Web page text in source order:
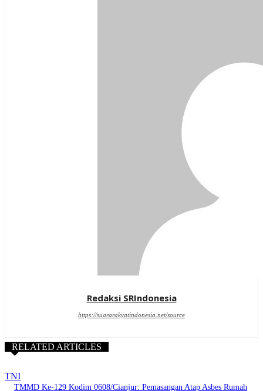
Redaksi SRIndonesia
https://suararakyatindonesia.net/source
RELATED ARTICLES
TNI
TMMD Ke-129 Kodim 0608/Cianjur: Pemasangan Atap Asbes Rumah